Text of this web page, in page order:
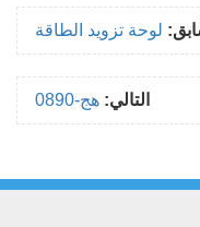
التالي: هج-0890